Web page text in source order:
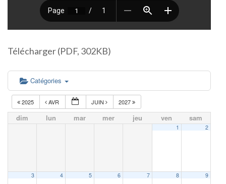
Télécharger (PDF, 302KB)
Catégories
2025 AVR JUIN 2027
dim lun mar mer jeu ven sam
1 2
3 4 5 6 7 8 9